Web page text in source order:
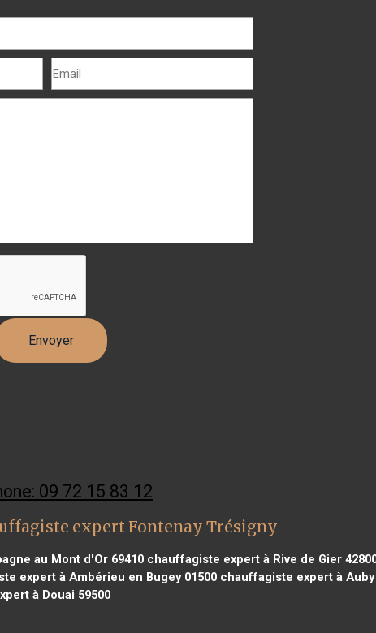
09 72 15 83 12
expert Fontenay Trésigny
au Mont d'Or 69410 chauffagiste expert à Rive de Gier
expert à Ambérieu en Bugey 01500 chauffagiste expert à Auby
à Douai 59500